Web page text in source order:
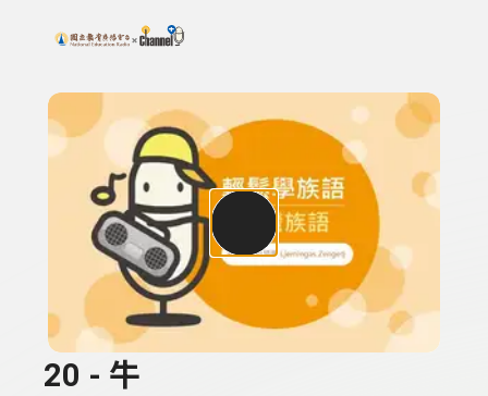
上方功能區塊
搜尋關鍵字：可輸入節目名稱、主持人或關鍵字
20 - 牛